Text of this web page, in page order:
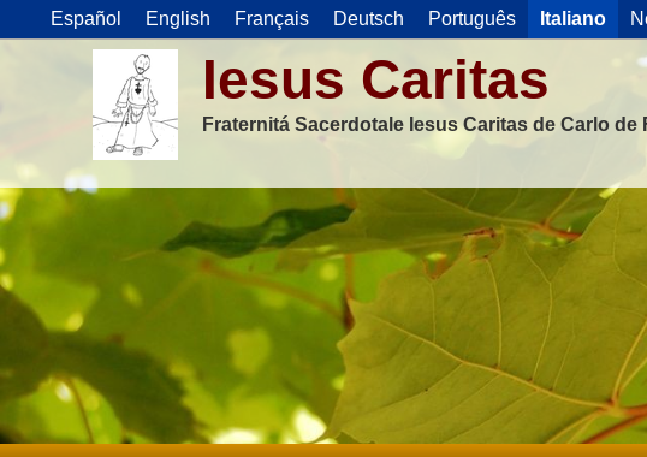
Español English Français Deutsch Português Italiano
Iesus Caritas
Fraternitá Sacerdotale Iesus Caritas de Carlo de